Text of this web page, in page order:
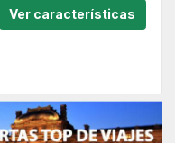
Ver características